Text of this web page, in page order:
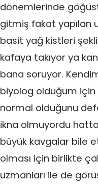
dönemlerinde
gitmiş fakat yapılan
basit yağ kistleri
kafaya takıyor ya
bana soruyor.
biyolog olduğum için
normal olduğunu
ikna olmuyordu
büyük kavgalar bile
olması için birlikte
uzmanları ile de